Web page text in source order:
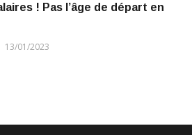
! Pas l’âge de départ en
13/01/2023